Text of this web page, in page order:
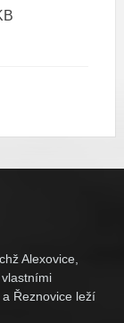
Alexovice,
Řeznovice leží